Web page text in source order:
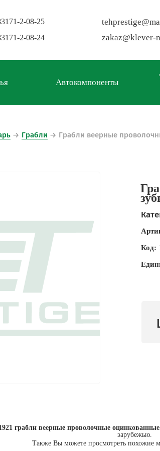
2-08-25
2-08-24
tehprestige@
zakaz@klever-
Автокомпоненты
→ Грабли → Грабли веерные
Код:
грабли веерные проволочные
зарубежью.
Также Вы можете просмотреть похожие